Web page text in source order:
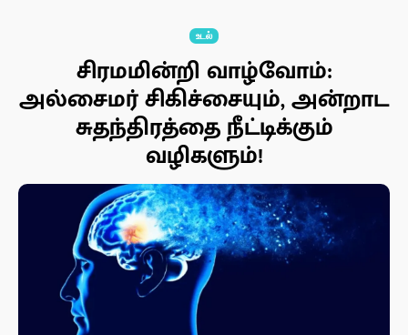
உடல்
சிரமமின்றி வாழ்வோம்:
அல்சைமர் சிகிச்சையும், அன்றாட
சுதந்திரத்தை நீட்டிக்கும்
வழிகளும்!